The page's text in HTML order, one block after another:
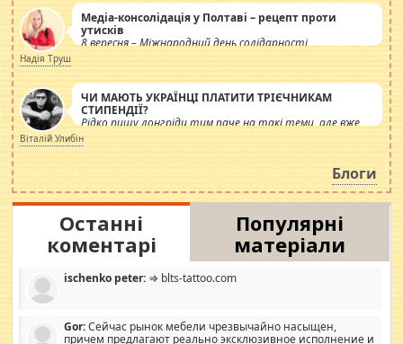
Медіа-консолідація у Полтаві – рецепт проти
утисків
8 вересня – Міжнародний день солідарності
журналістів.
Надія Труш
ЧИ МАЮТЬ УКРАЇНЦІ ПЛАТИТИ ТРІЄЧНИКАМ
СТИПЕНДІЇ?
Рідко пишу лонгріди тим паче на такі теми, але вже
просто дістало! Обурюють сьогоднішні інсенуації
навколо стипендіального питання. Штучно
роздувається ще одна соціальна катастрофа.
Віталій Улибін
Блоги
Останні
коментарі
Популярні
матеріали
ischenko peter: ⇒ blts-tattoo.com
Gor:Сейчас рынок мебели чрезвычайно насыщен,
причем предлагают реально эксклюзивное исполнение и